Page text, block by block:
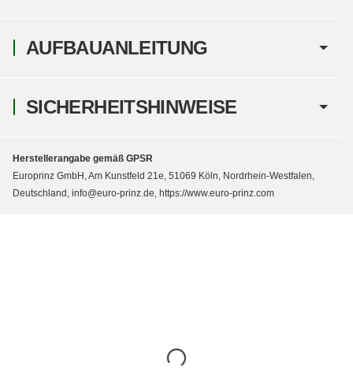
AUFBAUANLEITUNG
SICHERHEITSHINWEISE
Herstellerangabe gemäß GPSR
Europrinz GmbH, Am Kunstfeld 21e, 51069 Köln, Nordrhein-Westfalen,
Deutschland, info@euro-prinz.de, https://www.euro-prinz.com